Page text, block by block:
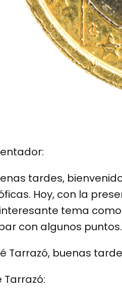
tardes,
Hoy, con la
tema
con algunos puntos.
Tarrazó, buenas
Tarrazó: